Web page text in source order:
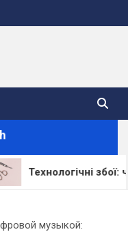
збої: через що
музыкой: